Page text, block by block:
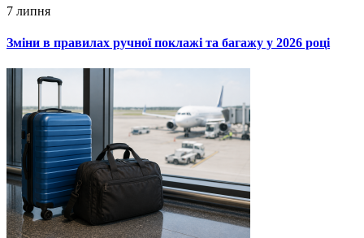
7 липня
Зміни в правилах ручної поклажі та багажу у 2026 році